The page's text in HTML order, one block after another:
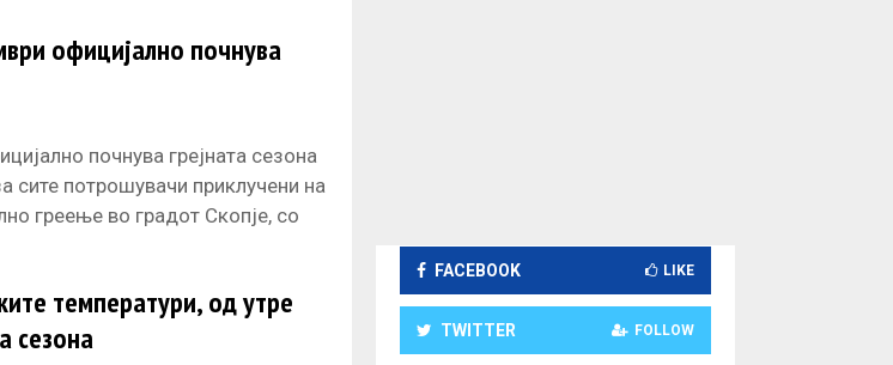
официјално почнува
почнува грејната сезона
сите потрошувачи приклучени на
греење во градот Скопје, со
температури, од утре
сезона
FACEBOOK LIKE
TWITTER FOLLOW